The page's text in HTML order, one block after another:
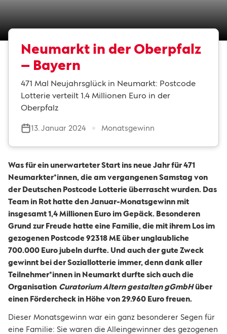
Neumarkt in der Oberpfalz
– Bayern
471 Mal Neujahrsglück in Neumarkt: Postcode
Lotterie verteilt 1,4 Millionen Euro in der
Oberpfalz
13. Januar 2024 Monatsgewinn
Was für ein unerwarteter Start ins neue Jahr für 471
Neumarkter*innen, die am vergangenen Samstag von
der Deutschen Postcode Lotterie überrascht wurden. Das
Team in Rot hatte den Januar-Monatsgewinn mit
insgesamt 1,4 Millionen Euro im Gepäck. Besonderen
Grund zur Freude hatte eine Familie, die mit ihrem Los im
gezogenen Postcode 92318 ME über unglaubliche
700.000 Euro jubeln durfte. Und auch der gute Zweck
gewinnt bei der Soziallotterie immer, denn dank aller
Teilnehmer*innen in Neumarkt durfte sich auch die
Organisation Curatorium Altern gestalten gGmbH über
einen Fördercheck in Höhe von 29.960 Euro freuen.
Dieser Monatsgewinn war ein ganz besonderer Segen für
eine Familie: Sie waren die Alleingewinner des gezogenen